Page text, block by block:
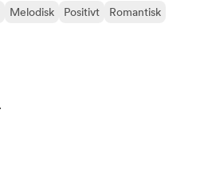
Melodisk Positivt
Romantisk